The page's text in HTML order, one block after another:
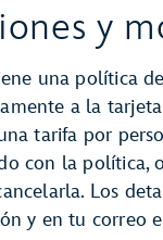
y
una política
a la
tarifa por
con la política,
Los
y en tu correo